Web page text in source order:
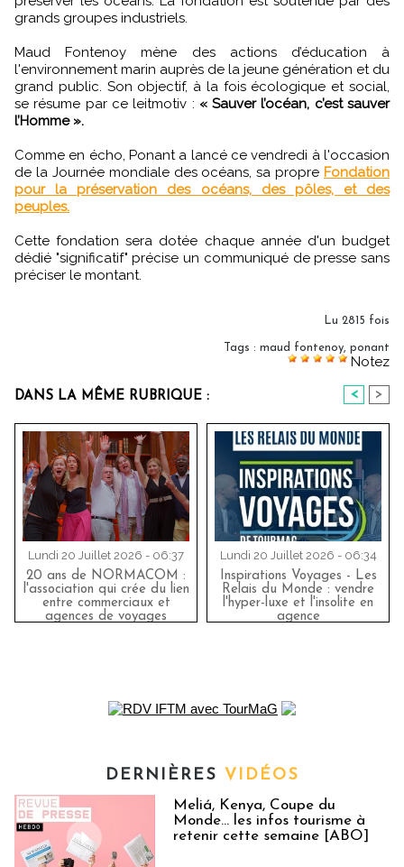
grands groupes industriels.
Maud Fontenoy mène des actions d’éducation à
l'environnement marin auprès de la jeune génération et du
grand public. Son objectif, à la fois écologique et social,
se résume par ce leitmotiv : « Sauver l’océan, c’est sauver
l’Homme ».
Comme en écho, Ponant a lancé ce vendredi à l'occasion
de la Journée mondiale des océans, sa propre Fondation
pour la préservation des océans, des pôles, et des
peuples.
Cette fondation sera dotée chaque année d'un budget
dédié "significatif" précise un communiqué de presse sans
préciser le montant.
Lu 2815 fois
Tags : maud fontenoy ponant
Notez
DANS LA MÊME RUBRIQUE : < >
Lundi 20 Juillet 2026 - 06:37
20 ans de NORMACOM :
l'association qui crée du lien
entre commerciaux et
agences de voyages
Lundi 20 Juillet 2026 - 06:34
Inspirations Voyages - Les
Relais du Monde : vendre
l'hyper-luxe et l'insolite en
agence
DERNIÈRES VIDÉOS
Meliá, Kenya, Coupe du
Monde… les infos tourisme à
retenir cette semaine [ABO]